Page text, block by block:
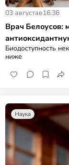
03 августав16:36
Врач Белоусов:
Биодоступность
ниже
Наука